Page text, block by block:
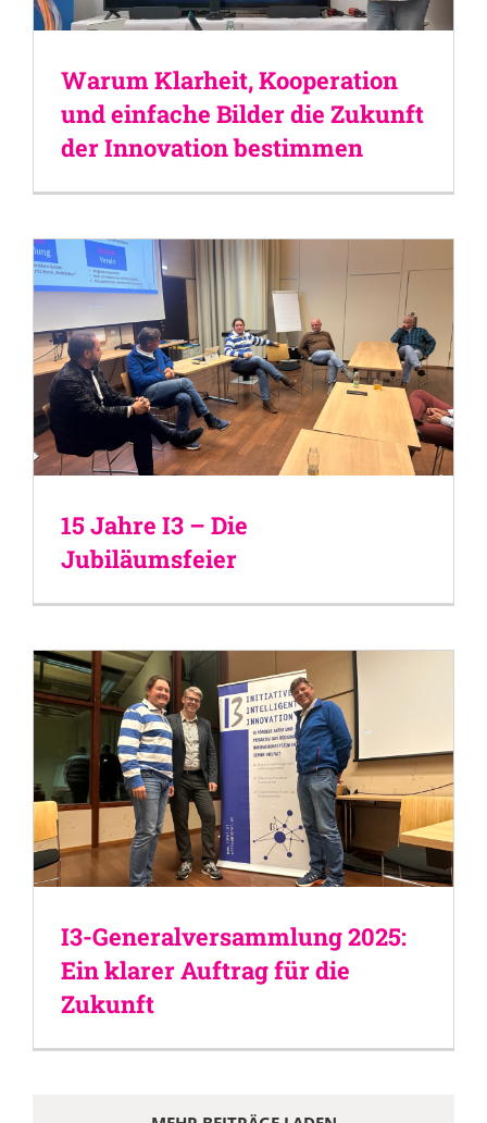
Warum Klarheit, Kooperation
und einfache Bilder die Zukunft
der Innovation bestimmen
15 Jahre I3 – Die
Jubiläumsfeier
I3-Generalversammlung 2025:
Ein klarer Auftrag für die
Zukunft